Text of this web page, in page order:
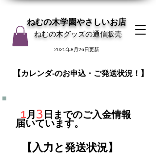
ねむの木学園やさしいお店
ねむの木グッズの通信販売
2025年8月26日更新
​【カレンダ-のお申込・ご発送状況！】
1 月 3 日までのご入金情報
届いています。
​【入力と発送状況】